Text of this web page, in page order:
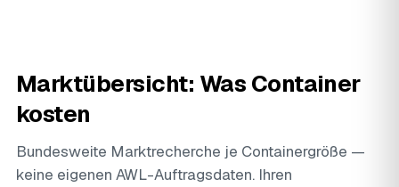
Marktübersicht: Was Container
kosten
Bundesweite Marktrecherche je Containergröße —
keine eigenen AWL-Auftragsdaten. Ihren